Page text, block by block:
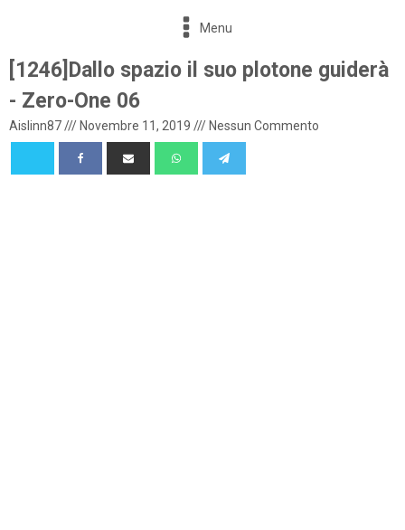
Menu
[1246]Dallo spazio il suo plotone guiderà
- Zero-One 06
Aislinn87/// Novembre 11, 2019 /// Nessun Commento